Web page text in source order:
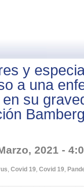
y
a una
en su
2021 -
Covid 19 Covid 19